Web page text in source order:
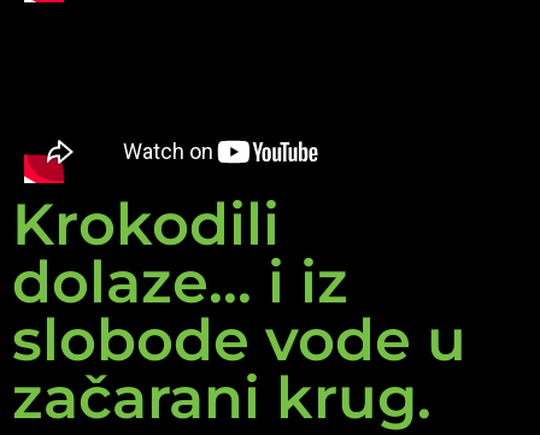
Krokodili
dolaze... i iz
slobode vode u
začarani krug.